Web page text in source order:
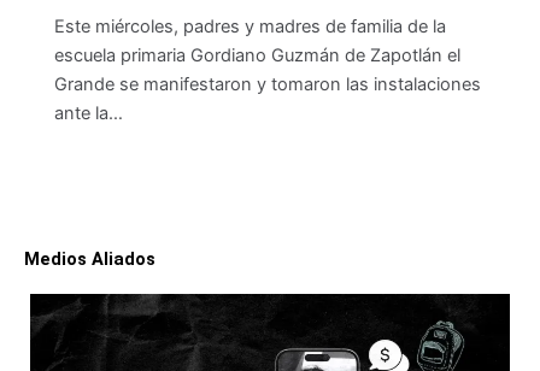
Este miércoles, padres y madres de familia de la
escuela primaria Gordiano Guzmán de Zapotlán el
Grande se manifestaron y tomaron las instalaciones
ante la…
Medios Aliados